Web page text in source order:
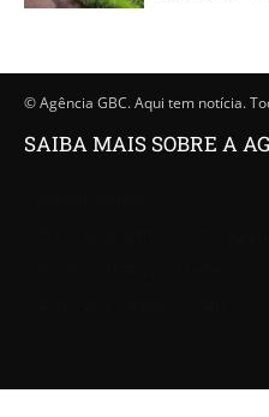
© Agência GBC. Aqui tem notícia.
SAIBA MAIS SOBRE A